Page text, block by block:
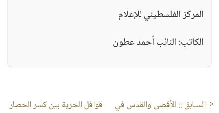
المركز الفلسطيني للإعلام
الكاتب: النائب أحمد عطون
<-السـابق ::الأقصى والقدس في
قوافل الحرية بين كسر الحصار